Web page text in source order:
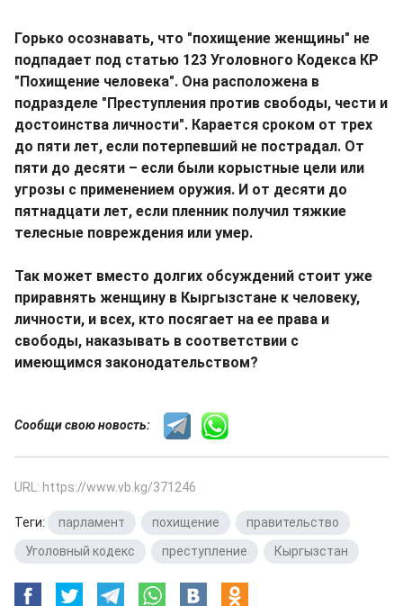
Горько осознавать, что "похищение женщины" не
подпадает под статью 123 Уголовного Кодекса КР
"Похищение человека". Она расположена в
подразделе "Преступления против свободы, чести и
достоинства личности". Карается сроком от трех
до пяти лет, если потерпевший не пострадал. От
пяти до десяти – если были корыстные цели или
угрозы с применением оружия. И от десяти до
пятнадцати лет, если пленник получил тяжкие
телесные повреждения или умер.
Так может вместо долгих обсуждений стоит уже
приравнять женщину в Кыргызстане к человеку,
личности, и всех, кто посягает на ее права и
свободы, наказывать в соответствии с
имеющимся законодательством?
Сообщи свою новость:
URL: https://www.vb.kg/371246
Теги: парламент похищение правительство
Уголовный кодекс
преступление Кыргызстан